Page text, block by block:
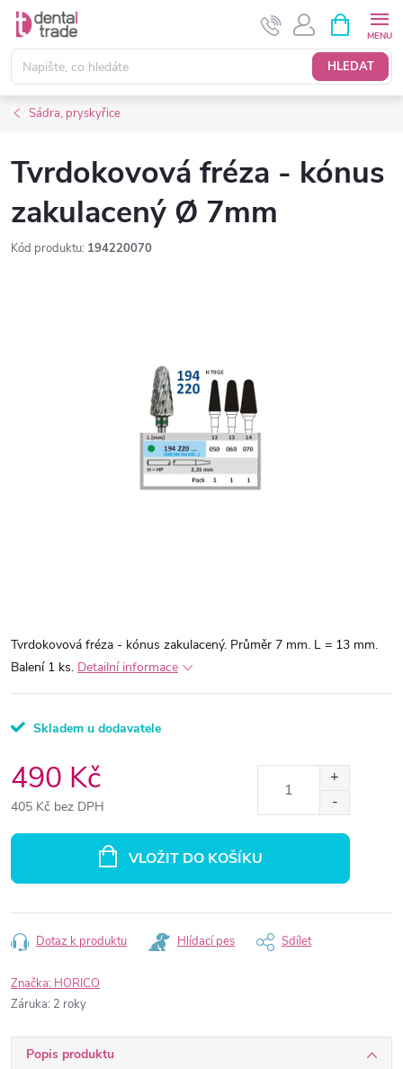
Přejít
obsah
HLEDAT
NÁKUPNÍ
KOŠÍK
Sádra, pryskyřice
Tvrdokovová fréza - kónus
zakulacený Ø 7mm
Kód produktu: 194220070
Tvrdokovová fréza - kónus zakulacený. Průměr 7 mm. L = 13 mm.
Balení 1 ks. Detailní informace
Skladem u dodavatele
490 Kč
405 Kč bez DPH
VLOŽIT DO KOŠÍKU
Dotaz k produktu Hlídací pes Sdílet
Značka: HORICO
Záruka: 2 roky
Popis produktu